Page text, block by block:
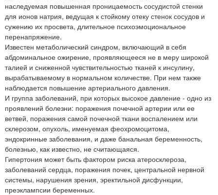
наследуемая повышенная проницаемость сосудистой стенки
для ионов натрия, ведущая к стойкому отеку стенок сосудов и
сужению их просвета, длительное психоэмоциональное
перенапряжение.
Известен метаболический синдром, включающий в себя
абдоминальное ожирение, проявляющееся не в меру широкой
талией и сниженной чувствительностью тканей к инсулину,
вырабатываемому в нормальном количестве. При нем также
наблюдается повышение артериального давления.
И группа заболеваний, при которых высокое давление - одно из
проявлений болезни: поражения почечной артерии или ее
ветвей, поражения самой почечной ткани воспалением или
склерозом, опухоль, именуемая феохромоцитома,
эндокринные заболевания, и даже банальная беременность,
болезнью, как известно, не считающаяся.
Гипертония может быть фактором риска атеросклероза,
заболеваний сердца, поражения почек, центральной нервной
системы, нарушения зрения, эректильной дисфункции,
преэклампсии беременных.